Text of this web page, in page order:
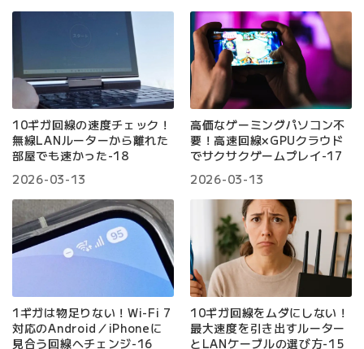
10ギガ回線の速度チェック！
無線LANルーターから離れた
部屋でも速かった-18
2026-03-13
高価なゲーミングパソコン不
要！高速回線×GPUクラウド
でサクサクゲームプレイ-17
2026-03-13
1ギガは物足りない！Wi-Fi 7
対応のAndroid／iPhoneに
見合う回線へチェンジ-16
10ギガ回線をムダにしない！
最大速度を引き出すルーター
とLANケーブルの選び方-15